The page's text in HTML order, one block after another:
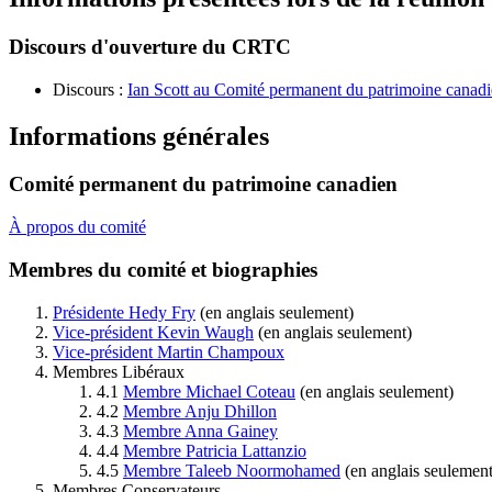
Discours d'ouverture du CRTC
Discours : Ian Scott au Comité permanent du patrimoine
Informations générales
Comité permanent du patrimoine canadien
À propos du comité
Membres du comité et biographies
Présidente Hedy Fry (en anglais seulement)
Vice-président Kevin Waugh (en anglais seulement)
Vice-président Martin Champoux
Membres Libéraux
4.1 Membre Michael Coteau (en anglais seulement)
4.2 Membre Anju Dhillon
4.3 Membre Anna Gainey
4.4 Membre Patricia Lattanzio
4.5 Membre Taleeb Noormohamed (en anglais